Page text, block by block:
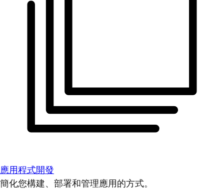
應用程式開發
簡化您構建、部署和管理應用的方式。